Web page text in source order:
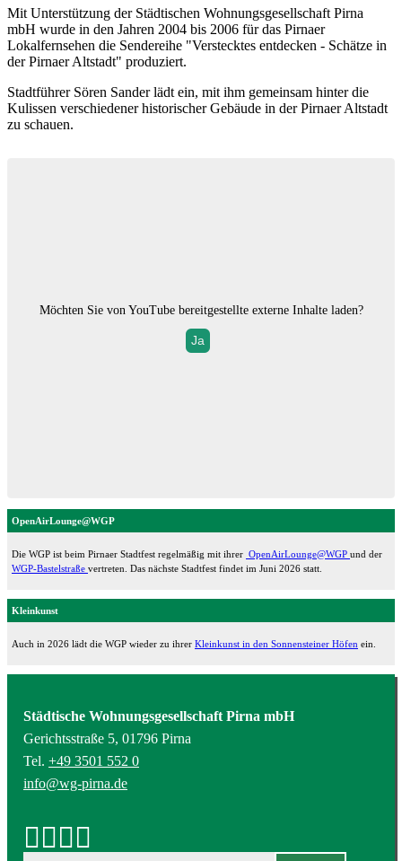
Mit Unterstützung der Städtischen Wohnungsgesellschaft Pirna
mbH wurde in den Jahren 2004 bis 2006 für das Pirnaer
Lokalfernsehen die Sendereihe "Verstecktes entdecken - Schätze in
der Pirnaer Altstadt" produziert.
Stadtführer Sören Sander lädt ein, mit ihm gemeinsam hinter die
Kulissen verschiedener historischer Gebäude in der Pirnaer Altstadt
zu schauen.
Möchten Sie von YouTubebereitgestellte externe Inhalte laden?
Ja
OpenAirLounge@WGP
Die WGP ist beim Pirnaer Stadtfest regelmäßig mit ihrer OpenAirLounge@WGP und der
WGP-Bastelstraße vertreten. Das nächste Stadtfest findet im Juni 2026 statt.
Kleinkunst
Auch in 2026 lädt die WGP wieder zu ihrer Kleinkunst in den Sonnensteiner Höfen ein.
Städtische Wohnungsgesellschaft Pirna mbH
Gerichtsstraße 5, 01796 Pirna
Tel. +49 3501 552 0
info@wg-pirna.de